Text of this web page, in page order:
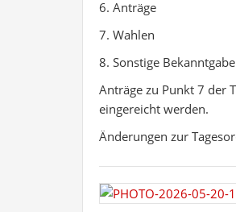
6. Anträge
7. Wahlen
8. Sonstige
Anträge zu Punkt 7 der
eingereicht werden.
Änderungen zur